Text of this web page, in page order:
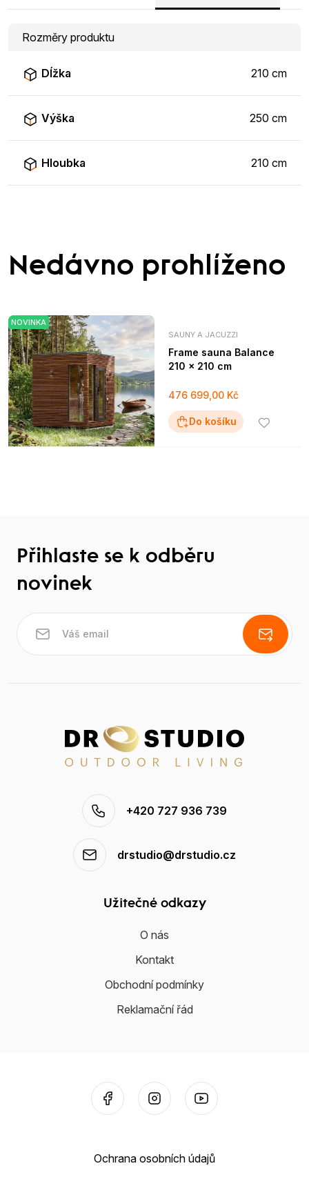
Rozměry produktu
Dĺžka 210 cm
Výška 250 cm
Hloubka 210 cm
Nedávno prohlíženo
NOVINKA
SAUNY A JACUZZI
Frame sauna Balance
210 × 210 cm
476 699,00 Kč
Do košíku
Přihlaste se k odběru
novinek
+420 727 936 739
drstudio@drstudio.cz
Užitečné odkazy
O nás
Kontakt
Obchodní podmínky
Reklamační řád
Ochrana osobních údajů